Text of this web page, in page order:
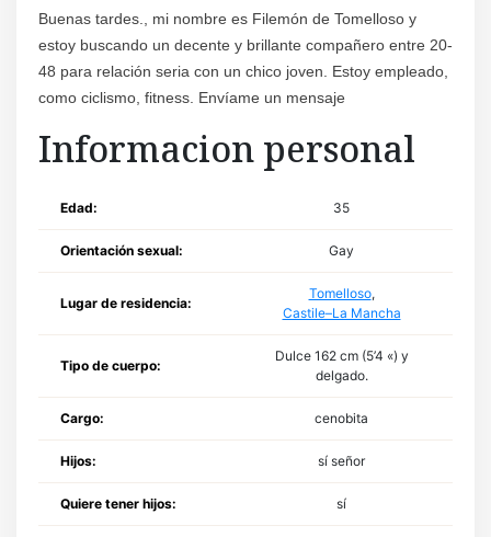
Buenas tardes., mi nombre es Filemón de Tomelloso y
estoy buscando un decente y brillante compañero entre 20-
48 para relación seria con un chico joven. Estoy empleado,
como ciclismo, fitness. Envíame un mensaje
Informacion personal
Edad: 35
Orientación sexual: Gay
Lugar de residencia:
Tomelloso,
Castile–La Mancha
Tipo de cuerpo:
Dulce 162 cm (5’4 «) y
delgado.
Cargo: cenobita
Hijos: sí señor
Quiere tener hijos: sí